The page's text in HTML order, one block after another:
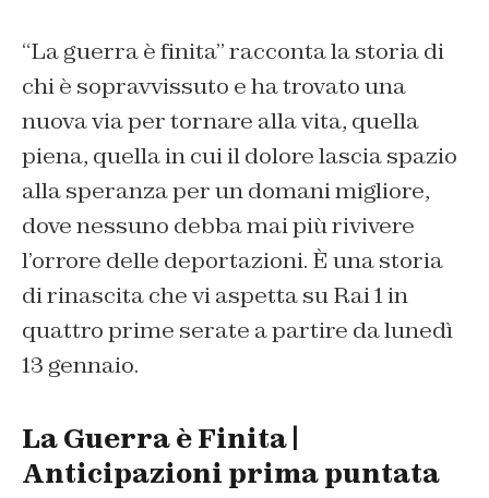
“La guerra è finita” racconta la storia di
chi è sopravvissuto e ha trovato una
nuova via per tornare alla vita, quella
piena, quella in cui il dolore lascia spazio
alla speranza per un domani migliore,
dove nessuno debba mai più rivivere
l’orrore delle deportazioni. È una storia
di rinascita che vi aspetta su Rai 1 in
quattro prime serate a partire da lunedì
13 gennaio.
La Guerra è Finita |
Anticipazioni prima puntata